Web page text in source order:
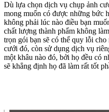
Dù lựa chọn dịch vụ chụp ảnh
mong muốn có được những bức
không phải lúc nào điều bạn
chất lượng thành phẩm không
trọn gói bạn sẽ có thể quy lỗi
cưới đó, còn sử dụng dịch vụ
một khâu nào đó, bởi họ đều có
sẽ khẳng định họ đã làm rất tốt